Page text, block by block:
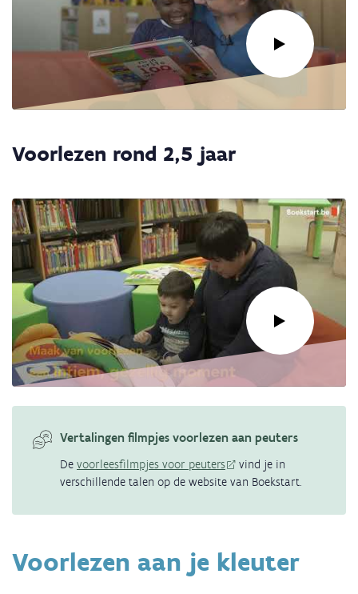
video:
Rond
2
jaar
Voorlezen rond 2,5 jaar
video:
Voorlezen:
jaar
Vertalingen filmpjes voorlezen aan peuters
De voorleesfilmpjes voor peuters
vind je in
verschillende talen op de website van Boekstart.
Voorlezen aan je kleuter